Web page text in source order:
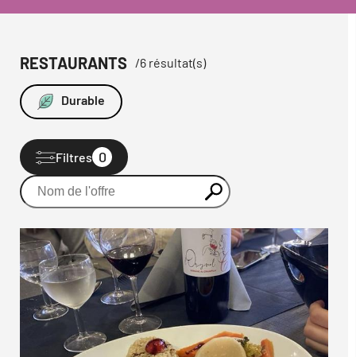
RESTAURANTS /6 résultat(s)
Durable
Filtres 0